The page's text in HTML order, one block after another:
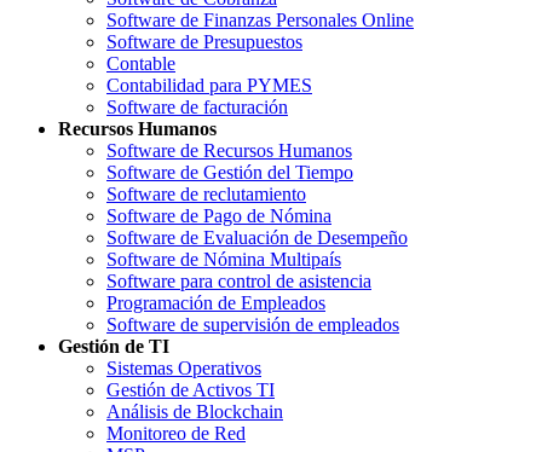
Software de Finanzas Personales Online
Software de Presupuestos
Contable
Contabilidad para PYMES
Software de facturación
Recursos Humanos
Software de Recursos Humanos
Software de Gestión del Tiempo
Software de reclutamiento
Software de Pago de Nómina
Software de Evaluación de Desempeño
Software de Nómina Multipaís
Software para control de asistencia
Programación de Empleados
Software de supervisión de empleados
Gestión de TI
Sistemas Operativos
Gestión de Activos TI
Análisis de Blockchain
Monitoreo de Red